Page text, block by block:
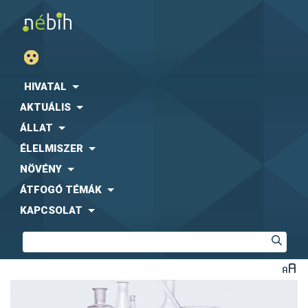
HIVATAL
AKTUÁLIS
ÁLLAT
ÉLELMISZER
NÖVÉNY
ÁTFOGÓ TÉMÁK
KAPCSOLAT